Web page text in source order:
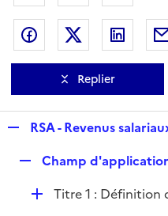
Partager surPartager sur
Replier
p
RSA - Revenus
p
Champ
DTitre 1 : Définition